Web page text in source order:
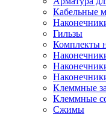
Кабельные
Гильзы
Комплекты
Клеммные
Клеммные
Сжимы